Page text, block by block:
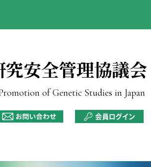
安全管理協議会
of Genetic Studies in Japan